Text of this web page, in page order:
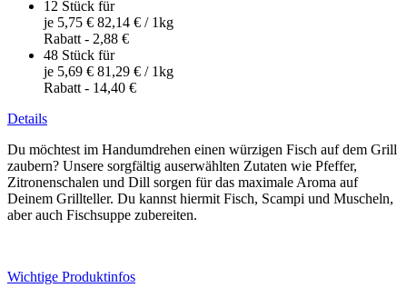
12 Stück für
je 5,75 € 82,14 € / 1kg
Rabatt - 2,88 €
48 Stück für
je 5,69 € 81,29 € / 1kg
Rabatt - 14,40 €
Details
Du möchtest im Handumdrehen einen würzigen Fisch auf dem Grill
zaubern? Unsere sorgfältig auserwählten Zutaten wie Pfeffer,
Zitronenschalen und Dill sorgen für das maximale Aroma auf
Deinem Grillteller. Du kannst hiermit Fisch, Scampi und Muscheln,
aber auch Fischsuppe zubereiten.
Wichtige Produktinfos